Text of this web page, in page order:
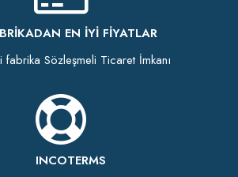
EN İYI FIYATLAR
fabrika Sözleşmeli Ticaret İmkanı
INCOTERMS